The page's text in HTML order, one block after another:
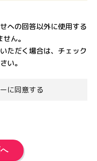
への回答以外に使用する
ん。
ただく場合は、チェック
い。
に同意する